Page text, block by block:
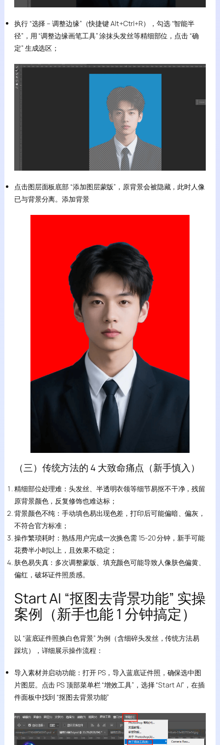
执行 “选择 – 调整边缘”（快捷键 Alt+Ctrl+R），勾选 “智能半
径”，用 “调整边缘画笔工具” 涂抹头发丝等精细部位，点击 “确
定” 生成选区；
点击图层面板底部 “添加图层蒙版”，原背景会被隐藏，此时人像
已与背景分离。添加背景
（三）传统方法的 4 大致命痛点（新手慎入）
精细部位处理难：头发丝、半透明衣领等细节易抠不干净，残留
原背景颜色，反复修饰也难达标；
背景颜色不纯：手动填色易出现色差，打印后可能偏暗、偏灰，
不符合官方标准；
操作繁琐耗时：熟练用户完成一次换色需 15-20 分钟，新手可能
花费半小时以上，且效果不稳定；
肤色易失真：多次调整蒙版、填充颜色可能导致人像肤色偏黄、
偏红，破坏证件照质感。
Start AI “抠图去背景功能” 实操
案例（新手也能 1 分钟搞定）
以 “蓝底证件照换白色背景” 为例（含细碎头发丝，传统方法易
踩坑），详细展示操作流程：
导入素材并启动功能：打开 PS，导入蓝底证件照，确保选中图
片图层。点击 PS 顶部菜单栏 “增效工具”，选择 “Start AI”，在插
件面板中找到 “抠图去背景功能”